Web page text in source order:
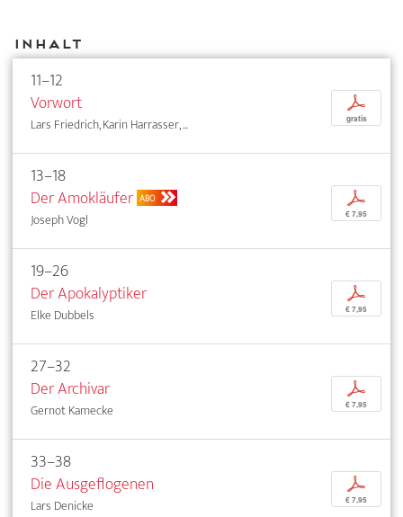
Inhalt
11–12
Vorwort
Lars Friedrich, Karin Harrasser, ...
p
gratis
13–18
Der Amokläufer ABO
Joseph Vogl
p
€ 7,95
19–26
Der Apokalyptiker
Elke Dubbels
p
€ 7,95
27–32
Der Archivar
Gernot Kamecke
p
€ 7,95
33–38
Die Ausgeflogenen
Lars Denicke
p
€ 7,95